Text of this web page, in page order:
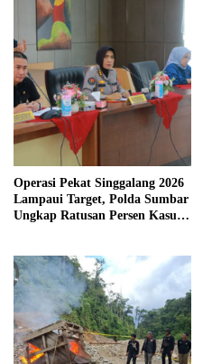
Operasi Pekat Singgalang 2026
Lampaui Target, Polda Sumbar
Ungkap Ratusan Persen Kasus